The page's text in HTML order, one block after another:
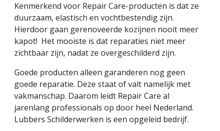
Kenmerkend voor Repair Care-producten is dat ze
duurzaam, elastisch en vochtbestendig zijn.
Hierdoor gaan gerenoveerde kozijnen nooit meer
kapot!  Het mooiste is dat reparaties niet meer
zichtbaar zijn, nadat ze overgeschilderd zijn.
Goede producten alleen garanderen nog geen
goede reparatie. Deze staat of valt namelijk met
vakmanschap. Daarom leidt Repair Care al
jarenlang professionals op door heel Nederland.
Lubbers Schilderwerken is een opgeleid bedrijf.